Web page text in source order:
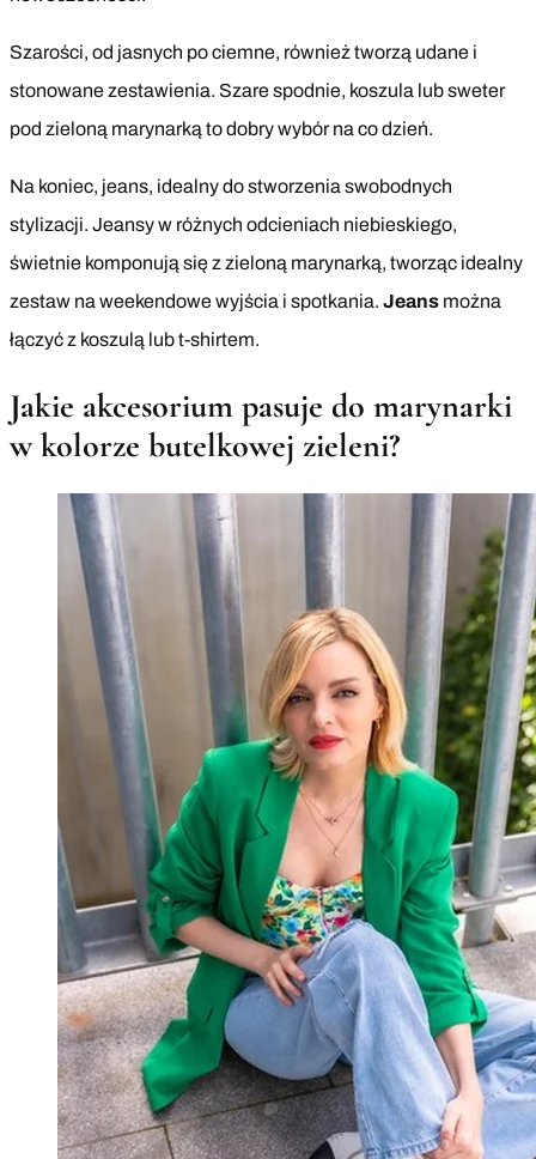
Szarości, od jasnych po ciemne, również tworzą udane i
stonowane zestawienia. Szare spodnie, koszula lub sweter
pod zieloną marynarką to dobry wybór na co dzień.
Na koniec, jeans, idealny do stworzenia swobodnych
stylizacji. Jeansy w różnych odcieniach niebieskiego,
świetnie komponują się z zieloną marynarką, tworząc idealny
zestaw na weekendowe wyjścia i spotkania. Jeans można
łączyć z koszulą lub t-shirtem.
Jakie akcesorium pasuje do marynarki
w kolorze butelkowej zieleni?